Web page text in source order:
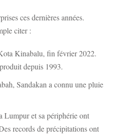
ces dernières années.
citer :
Kinabalu, fin février 2022.
depuis 1993.
Sandakan a connu une pluie
Lumpur et sa périphérie ont
records de précipitations ont